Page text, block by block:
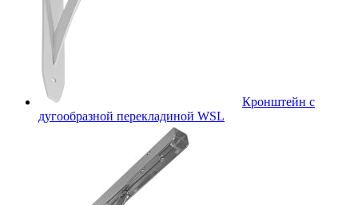
Кронштейн с
дугообразной перекладиной WSL